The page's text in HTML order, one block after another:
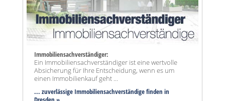
Immobiliensachverständiger:
Ein Immobiliensachverständiger ist eine wertvolle
Absicherung für Ihre Entscheidung, wenn es um
einen Immobilienkauf geht ...
... zuverlässige Immobiliensachverständige finden in